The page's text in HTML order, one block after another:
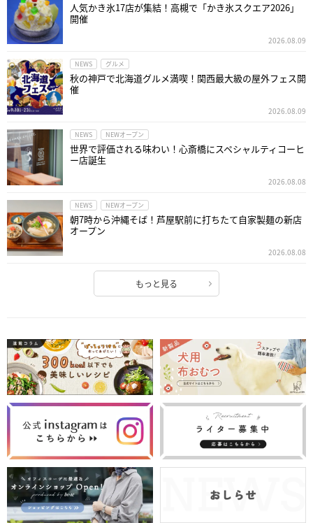
人気かき氷17店が集結！高槻で「かき氷スクエア2026」
開催
2026.08.09
NEWS グルメ
秋の神戸で北海道グルメ満喫！関西最大級の屋外フェス開
催
2026.08.09
NEWS NEWオープン
世界で評価される味わい！心斎橋にスペシャルティコーヒ
ー店誕生
2026.08.08
NEWS NEWオープン
朝7時から沖縄そば！芦屋駅前に打ちたて自家製麺の新店
オープン
2026.08.08
もっと見る